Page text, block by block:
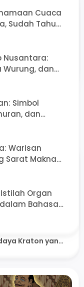
media online
seputar
juga
lepas.
Kraton yang
Cuaca
Sudah Tahu
Kethek?
Nusantara:
Wurung, dan
Mata di
Simbol
dan
Warisan
Sarat Makna
Organ
Bahasa